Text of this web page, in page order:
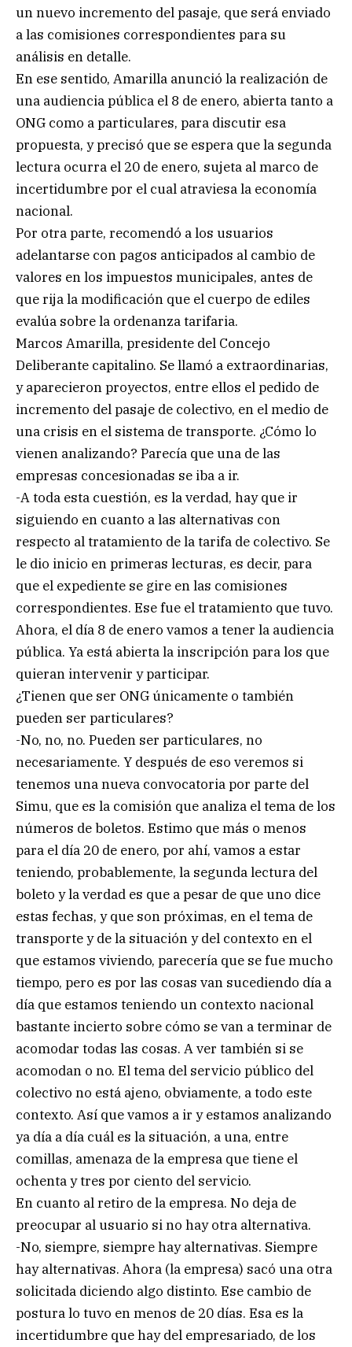
un nuevo incremento del pasaje, que será enviado
a las comisiones correspondientes para su
análisis en detalle.
En ese sentido, Amarilla anunció la realización de
una audiencia pública el 8 de enero, abierta tanto a
ONG como a particulares, para discutir esa
propuesta, y precisó que se espera que la segunda
lectura ocurra el 20 de enero, sujeta al marco de
incertidumbre por el cual atraviesa la economía
nacional.
Por otra parte, recomendó a los usuarios
adelantarse con pagos anticipados al cambio de
valores en los impuestos municipales, antes de
que rija la modificación que el cuerpo de ediles
evalúa sobre la ordenanza tarifaria.
Marcos Amarilla, presidente del Concejo
Deliberante capitalino. Se llamó a extraordinarias,
y aparecieron proyectos, entre ellos el pedido de
incremento del pasaje de colectivo, en el medio de
una crisis en el sistema de transporte. ¿Cómo lo
vienen analizando? Parecía que una de las
empresas concesionadas se iba a ir.
-A toda esta cuestión, es la verdad, hay que ir
siguiendo en cuanto a las alternativas con
respecto al tratamiento de la tarifa de colectivo. Se
le dio inicio en primeras lecturas, es decir, para
que el expediente se gire en las comisiones
correspondientes. Ese fue el tratamiento que tuvo.
Ahora, el día 8 de enero vamos a tener la audiencia
pública. Ya está abierta la inscripción para los que
quieran intervenir y participar.
¿Tienen que ser ONG únicamente o también
pueden ser particulares?
-No, no, no. Pueden ser particulares, no
necesariamente. Y después de eso veremos si
tenemos una nueva convocatoria por parte del
Simu, que es la comisión que analiza el tema de los
números de boletos. Estimo que más o menos
para el día 20 de enero, por ahí, vamos a estar
teniendo, probablemente, la segunda lectura del
boleto y la verdad es que a pesar de que uno dice
estas fechas, y que son próximas, en el tema de
transporte y de la situación y del contexto en el
que estamos viviendo, parecería que se fue mucho
tiempo, pero es por las cosas van sucediendo día a
día que estamos teniendo un contexto nacional
bastante incierto sobre cómo se van a terminar de
acomodar todas las cosas. A ver también si se
acomodan o no. El tema del servicio público del
colectivo no está ajeno, obviamente, a todo este
contexto. Así que vamos a ir y estamos analizando
ya día a día cuál es la situación, a una, entre
comillas, amenaza de la empresa que tiene el
ochenta y tres por ciento del servicio.
En cuanto al retiro de la empresa. No deja de
preocupar al usuario si no hay otra alternativa.
-No, siempre, siempre hay alternativas. Siempre
hay alternativas. Ahora (la empresa) sacó una otra
solicitada diciendo algo distinto. Ese cambio de
postura lo tuvo en menos de 20 días. Esa es la
incertidumbre que hay del empresariado, de los